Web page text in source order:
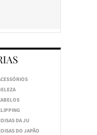
DA JU
DO JAPÃO